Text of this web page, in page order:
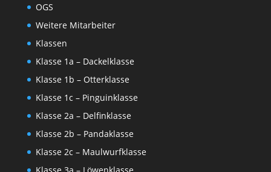
OGS
Weitere Mitarbeiter
Klassen
Klasse 1a – Dackelklasse
Klasse 1b – Otterklasse
Klasse 1c – Pinguinklasse
Klasse 2a – Delfinklasse
Klasse 2b – Pandaklasse
Klasse 2c – Maulwurfklasse